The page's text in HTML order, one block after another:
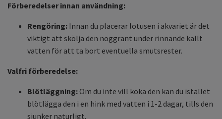
Förberedelser innan användning:
Rengöring: Innan du placerar lotusen i akvariet är det
viktigt att skölja den noggrant under rinnande kallt
vatten för att ta bort eventuella smutsrester.
Valfri förberedelse:
Blötläggning:Om du inte vill koka den kan du istället
blötlägga den i en hink med vatten i 1-2 dagar, tills den
sjunker naturligt.